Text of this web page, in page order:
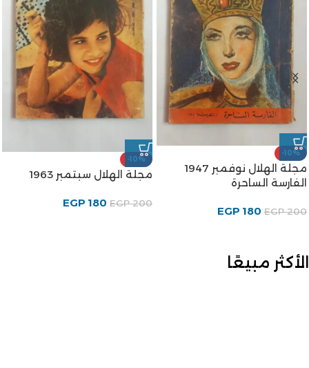
-10%
مجلة الهلال نوفمبر 1947
الفارسة الساحرة
EGP200
EGP 180
-10%
مجلة الهلال سبتمبر 1963
EGP200
EGP 180
الأكثر مبيعًا